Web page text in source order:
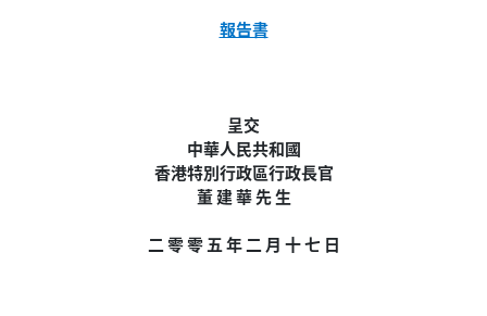
報告書
呈交
中華人民共和國
香港特別行政區行政長官
董 建 華 先 生
二 零 零 五 年 二 月 十 七 日